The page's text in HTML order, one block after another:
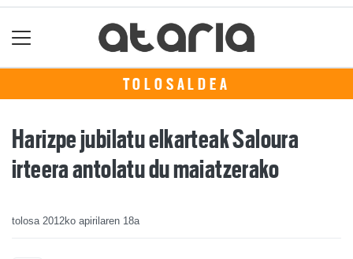
TOLOSALDEA
Harizpe jubilatu elkarteak Saloura
irteera antolatu du maiatzerako
tolosa 2012ko apirilaren 18a